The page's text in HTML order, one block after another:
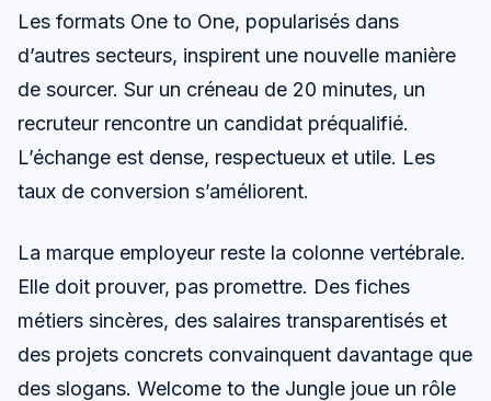
Les formats One to One, popularisés dans
d’autres secteurs, inspirent une nouvelle manière
de sourcer. Sur un créneau de 20 minutes, un
recruteur rencontre un candidat préqualifié.
L’échange est dense, respectueux et utile. Les
taux de conversion s’améliorent.
La marque employeur reste la colonne vertébrale.
Elle doit prouver, pas promettre. Des fiches
métiers sincères, des salaires transparentisés et
des projets concrets convainquent davantage que
des slogans. Welcome to the Jungle joue un rôle